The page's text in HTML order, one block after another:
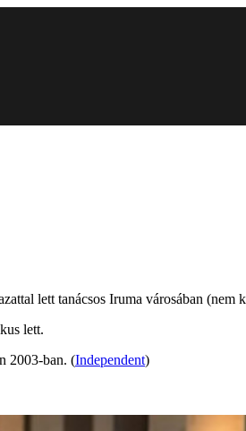
lett tanácsos Iruma városában (nem
lett.
2003-ban. (Independent)